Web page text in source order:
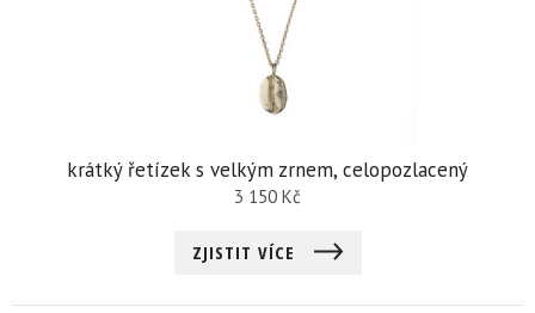
krátký řetízek s velkým zrnem, celopozlacený
3 150 Kč
ZJISTIT VÍCE